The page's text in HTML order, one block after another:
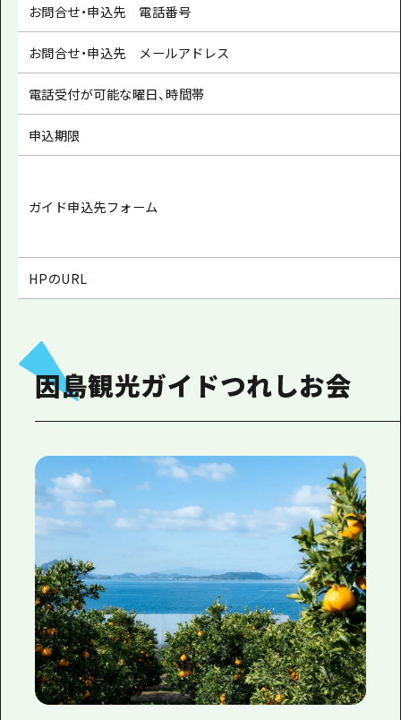
お問合せ・申込先 電話番号
お問合せ・申込先 メールアドレス
電話受付が可能な曜日、時間帯
申込期限
ガイド申込先フォーム
HPのURL
因島観光ガイドつれしお会